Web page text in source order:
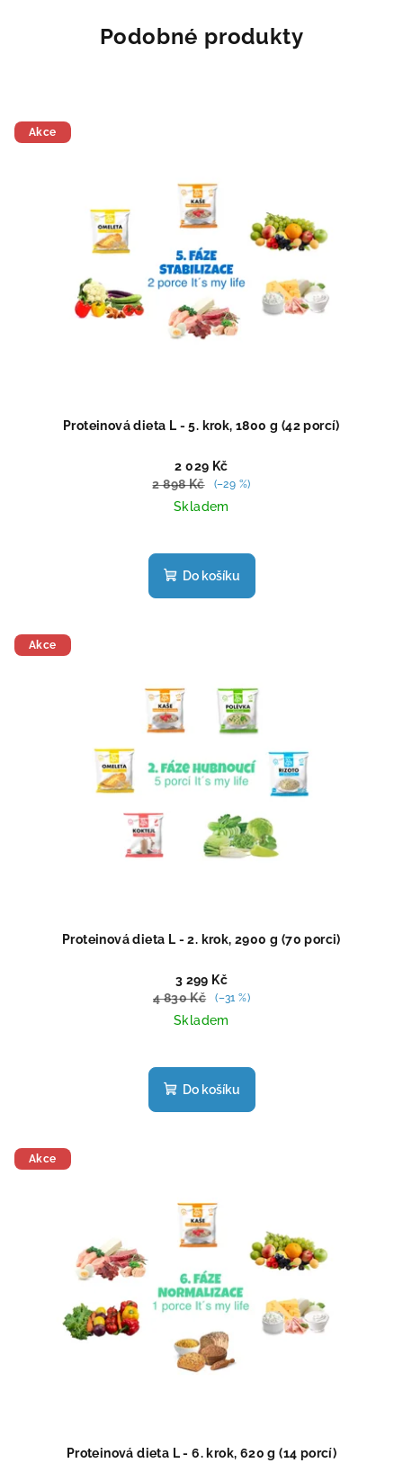
hvězdiček.
Podobné produkty
Akce
Proteinová dieta L - 5. krok, 1800 g (42 porcí)
2 029 Kč
2 898 Kč
(–29 %)
Skladem
hodnocení
produktu
Do košíku
Akce
Proteinová dieta L - 2. krok, 2900 g (70 porci)
3 299 Kč
4 830 Kč
(–31 %)
Skladem
hodnocení
produktu
Do košíku
Akce
Proteinová dieta L - 6. krok, 620 g (14 porcí)